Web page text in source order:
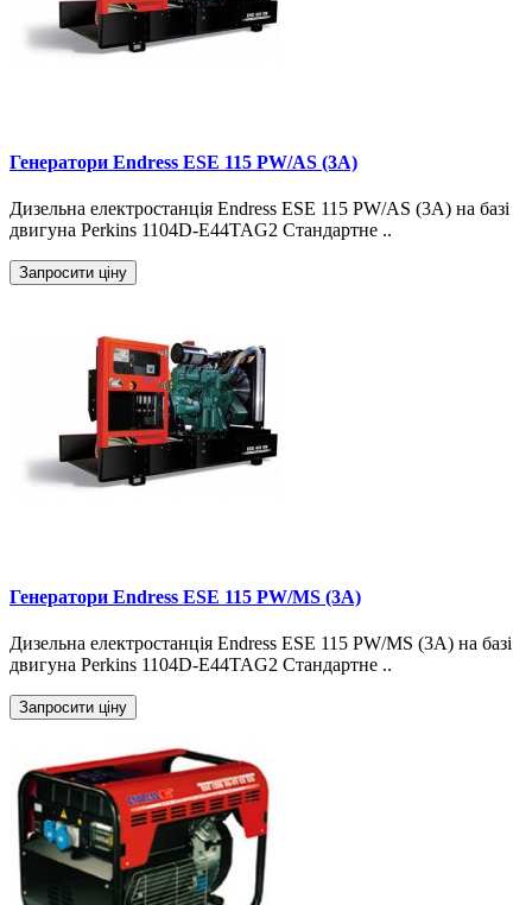
Генератори Endress ESE 115 PW/AS (3A)
Дизельна електростанція Endress ESE 115 PW/AS (3A) на базі
двигуна Perkins 1104D-E44TAG2 Стандартне ..
Запросити ціну
Генератори Endress ESE 115 PW/MS (3A)
Дизельна електростанція Endress ESE 115 PW/MS (3A) на базі
двигуна Perkins 1104D-E44TAG2 Стандартне ..
Запросити ціну